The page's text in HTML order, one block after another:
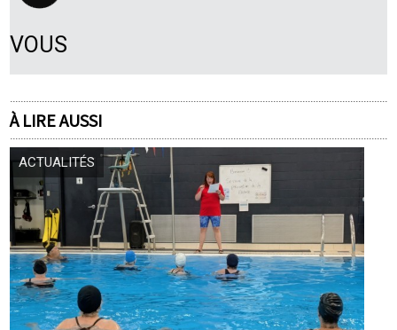
VOUS
À LIRE AUSSI
ACTUALITÉS